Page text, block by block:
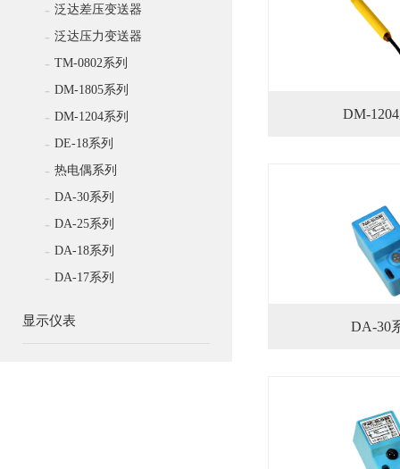
- 泛达差压变送器
- 泛达压力变送器
- TM-0802系列
- DM-1805系列
- DM-1204系列
- DE-18系列
- 热电偶系列
- DA-30系列
- DA-25系列
- DA-18系列
- DA-17系列
显示仪表
DM-
DA-30